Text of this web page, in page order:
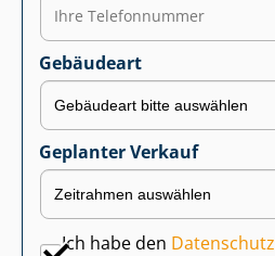
Gebäudeart
Geplanter Verkauf
Ich habe den Datenschutz